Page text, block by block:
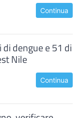
Continua
dengue e 51 di
Nile
Continua